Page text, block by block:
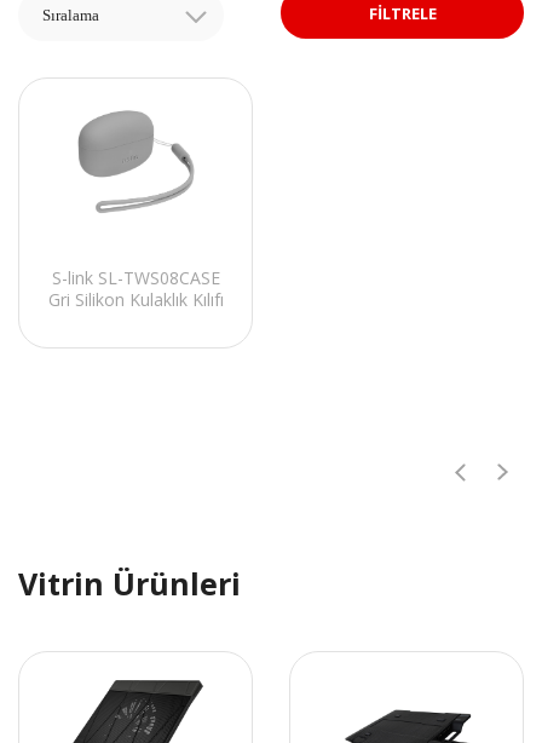
FİLTRELE
Sıralama
S-link SL-TWS08CASE
Gri Silikon Kulaklık Kılıfı
Vitrin Ürünleri